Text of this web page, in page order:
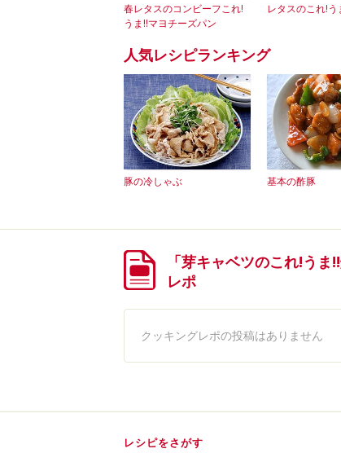
春レタスのコンビーフこれ!
うま!!マヨチーズパン
レタスのこれ!
人気レシピランキング
豚の冷しゃぶ 基本の酢豚
「芽キャベツのこれ!う
レポ
クッキングレポの投稿はありません
レシピをさがす